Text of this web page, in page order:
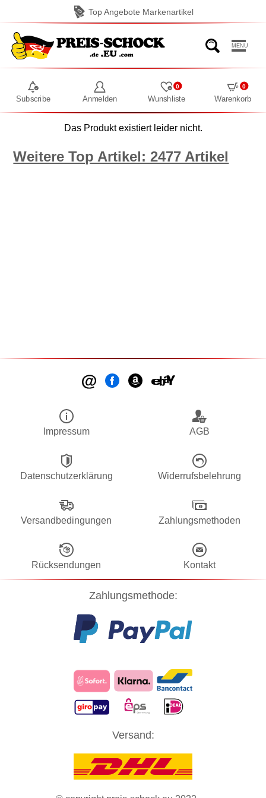
zu Ihren Rechten als Benutzer finden Sie in unserer
Cookies zu akzeptieren und direkt unsere Website besuchen zu
ZUSTIMMUNG
Top Angebote Markenartikel
MENU
Subscribe Anmelden Wunshliste
0
Warenkorb
0
Das Produkt existiert leider nicht.
Weitere Top Artikel: 2477 Artikel
Impressum AGB
Datenschutzerklärung Widerrufsbelehrung
Versandbedingungen Zahlungsmethoden
Rücksendungen Kontakt
Zahlungsmethode:
Versand: